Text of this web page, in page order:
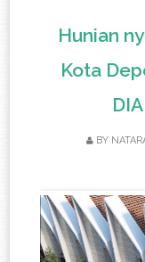
Hunian
Kota
BY